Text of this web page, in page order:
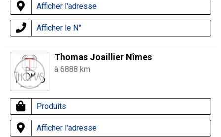
Afficher l'adresse
Afficher le N°
Thomas Joaillier Nîmes
à 6888 km
Produits
Afficher l'adresse